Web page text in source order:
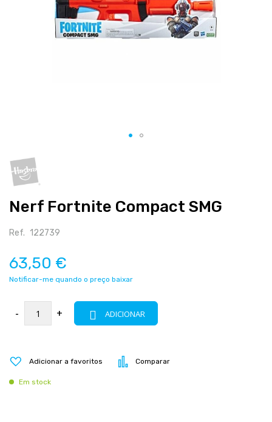
Nerf Fortnite Compact SMG
Ref. 122739
63,50 €
Notificar-me quando o preço baixar
- + ADICIONAR
Adicionar a favoritos Comparar
Em stock
para
o
da
de